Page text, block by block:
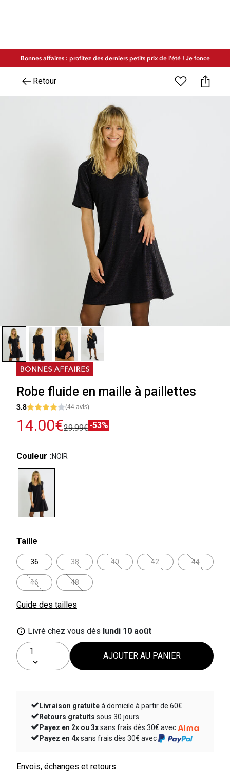
Bonnes affaires : profitez des derniers petits prix de l'été ! Je fonce
Retour
Robe fluide en maille à paillettes
3.8 (44 avis)
14.00€29.99€-53%
Couleur NOIR
Taille
36 38 40 42 44
46 48
Guide des tailles
Livré chez vous dès lundi 10 août
AJOUTER AU PANIER
Livraison gratuite
à domicile à partir de 60€
Retours gratuits
sous 30 jours
Payez en 2x ou 3x
sans frais dès 30€ avec
Payez en 4x
sans frais dès 30€ avec
Envois, échanges et retours